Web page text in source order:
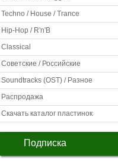
Techno / House / Trance
Hip-Hop / R'n'B
Classical
Советские / Российские
Soundtracks (OST) / Разное
Распродажа
Скачать каталог пластинок
Подписка